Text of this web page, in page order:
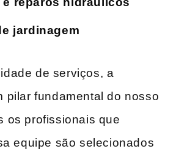
jardinagem
de serviços, a
⁢pilar​ fundamental do nosso
os profissionais que
equipe são selecionados